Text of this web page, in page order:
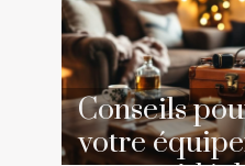
Conseils
votre